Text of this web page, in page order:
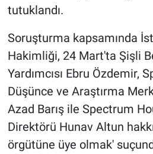
tutuklandı.
Soruşturma kapsamında
Hakimliği, 24 Mart'ta Şişli
Yardımcısı Ebru Özdemir,
Düşünce ve Araştırma
Azad Barış ile Spectrum
Direktörü Hunav Altun
örgütüne üye olmak'
Popüler
Programlar
Sağlık
Spor
Teknoloji